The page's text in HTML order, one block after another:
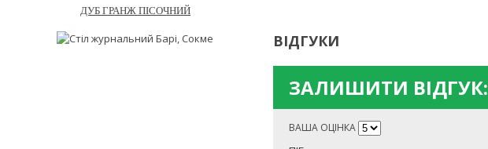
ДУБ ГРАНЖ ПІСОЧНИЙ
ВІДГУКИ
ЗАЛИШИТИ ВІДГУК:
ВАША ОЦІНКА